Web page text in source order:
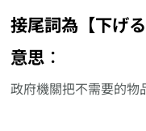
接尾詞為【下げ
意思︰
政府機關把不需要的物